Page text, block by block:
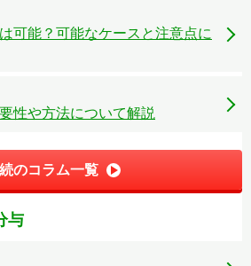
可能？可能なケースと注意点に
性や方法について解説
のコラム一覧
与